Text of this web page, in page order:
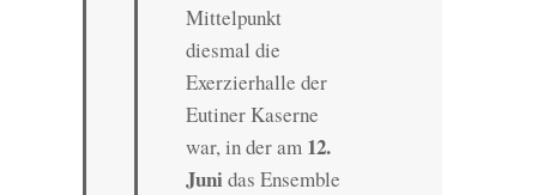
Mittelpunkt
diesmal die
Exerzierhalle der
Eutiner Kaserne
war, in der am12.
Juni das Ensemble